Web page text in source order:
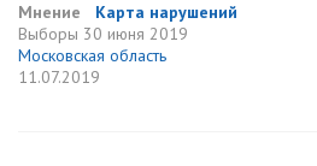
Мнение
Карта нарушений
Выборы 30 июня 2019
Московская область
11.07.2019